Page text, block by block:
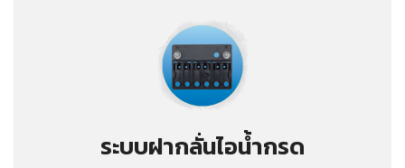
ระบบฝากลั่นไอน้ำกรด